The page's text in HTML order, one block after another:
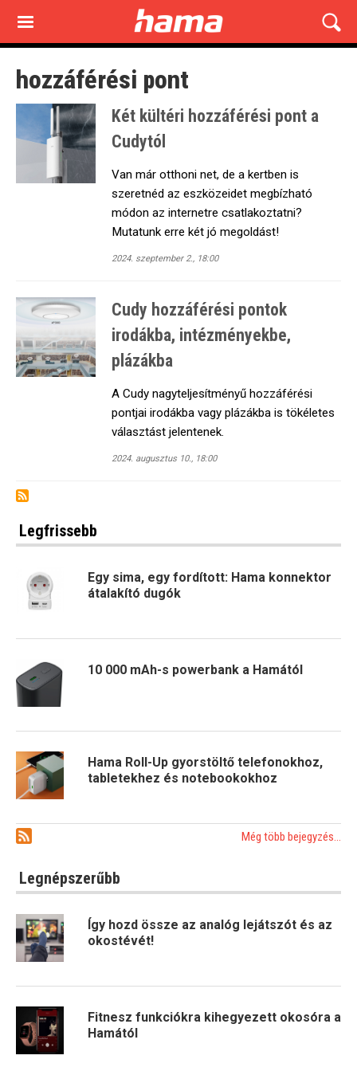
main
content
hozzáférési pont
Két kültéri hozzáférési pont a
Cudytól
Van már otthoni net, de a kertben is
szeretnéd az eszközeidet megbízható
módon az internetre csatlakoztatni?
Mutatunk erre két jó megoldást!
2024. szeptember 2., 18:00
Cudy hozzáférési pontok
irodákba, intézményekbe,
plázákba
A Cudy nagyteljesítményű hozzáférési
pontjai irodákba vagy plázákba is tökéletes
választást jelentenek.
2024. augusztus 10., 18:00
Legfrissebb
Egy sima, egy fordított: Hama konnektor
átalakító dugók
10 000 mAh-s powerbank a Hamától
Hama Roll-Up gyorstöltő telefonokhoz,
tabletekhez és notebookokhoz
Még több bejegyzés...
Legnépszerűbb
Így hozd össze az analóg lejátszót és az
okostévét!
Fitnesz funkciókra kihegyezett okosóra a
Hamától